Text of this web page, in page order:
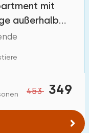
mit
außerhalb
453 349